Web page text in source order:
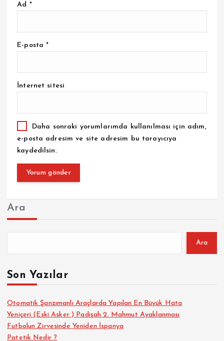
Ad *
E-posta*
İnternet sitesi
Daha sonraki yorumlarımda kullanılması için adım,
e-posta adresim ve site adresim bu tarayıcıya
kaydedilsin.
Ara
Ara
Son Yazılar
Otomatik Şanzımanlı Araçlarda Yapılan En Büyük Hata
Yeniçeri (Eski Asker ) Padişah 2. Mahmut Ayaklanması
Futbolun Zirvesinde Yeniden İspanya
Patetik Nedir ?